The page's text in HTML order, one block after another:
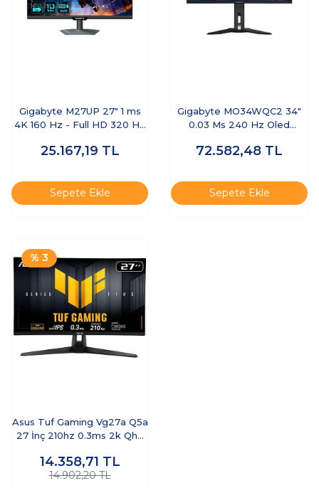
Gigabyte M27UP 27" 1 ms
4K 160 Hz - Full HD 320 Hz
25.167,19 TL
Sepete Ekle
Gigabyte MO34WQC2 34"
0.03 Ms 240 Hz Oled
72.582,48 TL
Sepete Ekle
% 3
Asus Tuf Gaming Vg27a Q5a
27 İnç 210hz 0.3ms 2k Qhd
14.358,71 TL
14.902,20 TL